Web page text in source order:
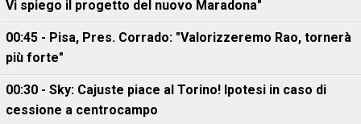
Vi spiego il progetto del nuovo Maradona"
00:45 - Pisa, Pres. Corrado: "Valorizzeremo Rao, tornerà
più forte"
00:30 - Sky: Cajuste piace al Torino! Ipotesi in caso di
cessione a centrocampo